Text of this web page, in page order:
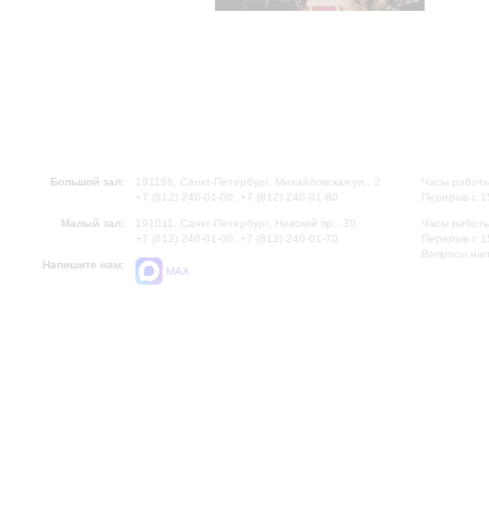
Большой зал:
191186, Санкт-Петербург, Михайловская ул., 2
+7 (812) 240-01-00, +7 (812) 240-01-80
Малый зал:
191011, Санкт-Петербург, Невский пр., 30
+7 (812) 240-01-00, +7 (812) 240-01-70
Напишите нам:
MAX
Часы
Перерыв с
Часы
Перерыв с
Вопросы